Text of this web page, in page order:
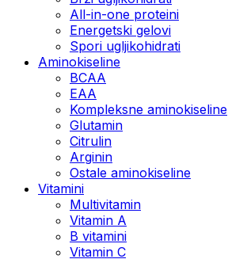
All-in-one proteini
Energetski gelovi
Spori ugljikohidrati
Aminokiseline
BCAA
EAA
Kompleksne aminokiseline
Glutamin
Citrulin
Arginin
Ostale aminokiseline
Vitamini
Multivitamin
Vitamin A
B vitamini
Vitamin C